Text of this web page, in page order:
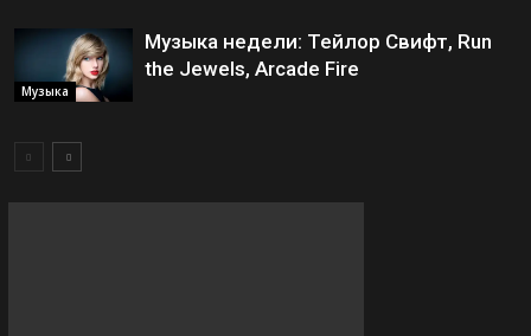
Музыка
Музыка недели: Тейлор Свифт, Run
the Jewels, Arcade Fire